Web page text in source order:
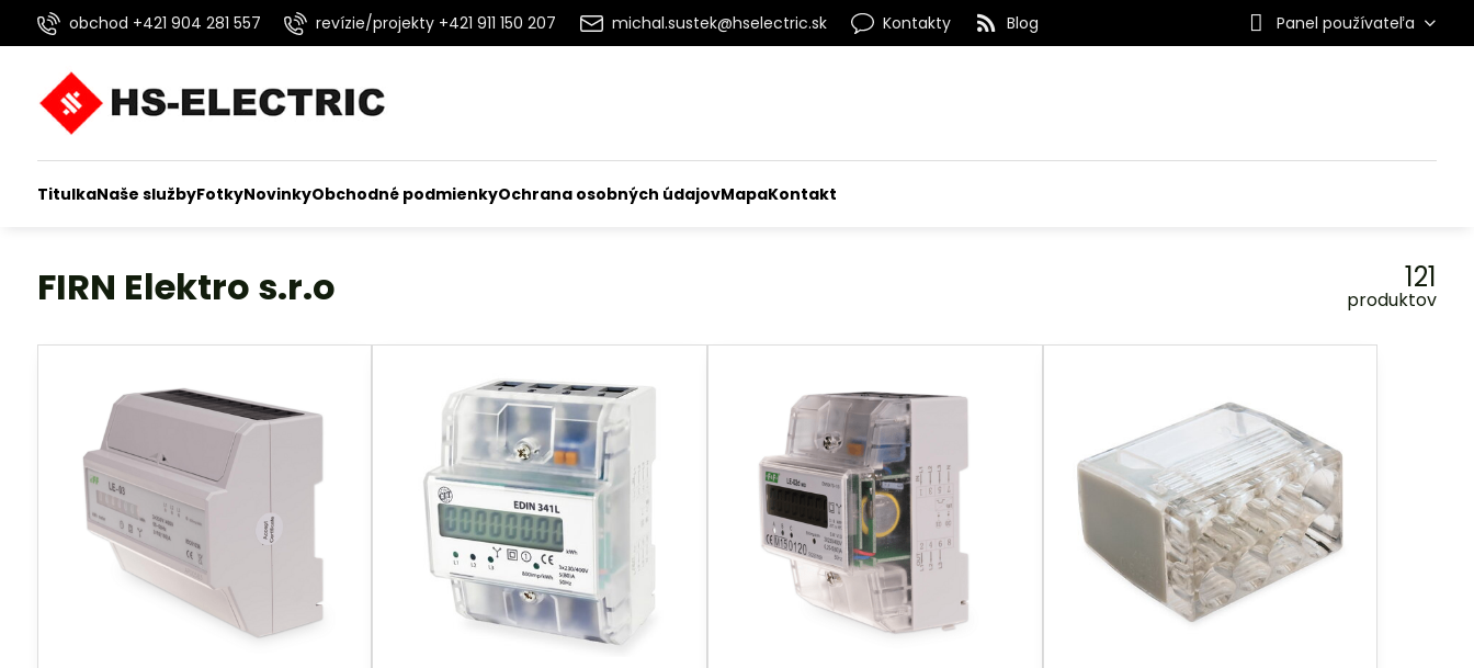
obchod +421 904 281 557 revízie/projekty +421 911 150 207 michal.sustek@hselectric.sk Kontakty Blog Panel používateľa
TitulkaNaše službyFotkyNovinkyObchodné podmienkyOchrana osobných údajovMapaKontakt
FIRN Elektro s.r.o 121
produktov